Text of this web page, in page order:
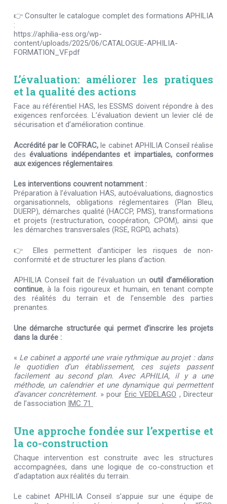
👉Consulter le catalogue complet des formations APHILIA
:
https://aphilia-ess.org/wp-
content/uploads/2025/06/CATALOGUE-APHILIA-
FORMATION_VF.pdf
L’évaluation: améliorer les pratiques
et la qualité des actions
Face au référentiel HAS, les ESSMS doivent répondre à des
exigences renforcées. L’évaluation devient un levier clé de
sécurisation et d’amélioration continue.
Accrédité par le COFRAC, le cabinet APHILIA Conseilréalise
des évaluations indépendantes et impartiales, conformes
aux exigences réglementaires.
Les interventions couvrent notamment :
Préparation à l’évaluation HAS, autoévaluations, diagnostics
organisationnels, obligations réglementaires (Plan Bleu,
DUERP), démarches qualité (HACCP, PMS), transformations
et projets (restructuration, coopération, CPOM), ainsi que
les démarches transversales (RSE, RGPD, achats).
👉 Elles permettent d’anticiper les risques de non-
conformité et de structurer les plans d’action.
APHILIA Conseil fait de l’évaluation unoutil d’amélioration
continue, à la fois rigoureux et humain, en tenant compte
des réalités du terrain et de l’ensemble des parties
prenantes.
Une démarche structurée qui permet d’inscrire les projets
dans la durée :
« Le cabinet a apporté une vraie rythmique au projet : dans
le quotidien d’un établissement, ces sujets passent
facilement au second plan. Avec APHILIA, il y a une
méthode, un calendrier et une dynamique qui permettent
d’avancer concrètement. »pour Éric VEDELAGO , Directeur
de l’association IMC 71
Une approche fondée sur l’expertise et
la co-construction
Chaque intervention est construite avec les structures
accompagnées, dans une logique de co-construction et
d’adaptation aux réalités du terrain.
Le cabinet APHILIAConseil s’appuie sur une équipe de